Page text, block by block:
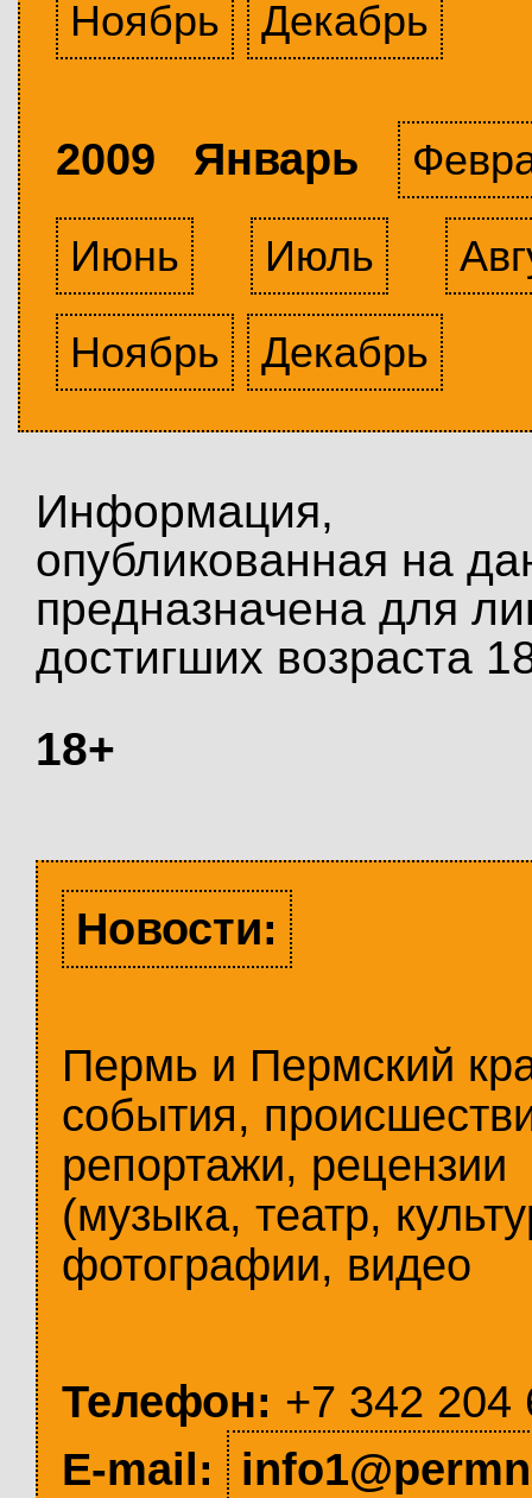
Ноябрь Декабрь
2009 Январь
Июнь
Июль
Ноябрь
Декабрь
Информация,
опубликованная на
предназначена для
достигших возраста
18+
Новости:
Пермь и Пермский
события,
репортажи, рецензии
(музыка, театр,
фотографии, видео
Телефон: +7 342 204
E-mail: